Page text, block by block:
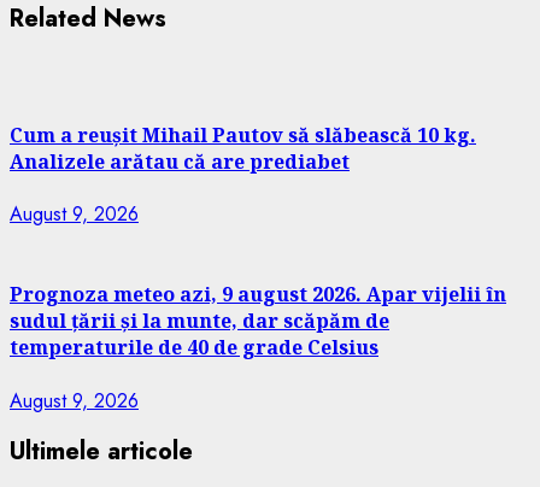
Related News
Cum a reușit Mihail Pautov să slăbească 10 kg.
Analizele arătau că are prediabet
August 9, 2026
Prognoza meteo azi, 9 august 2026. Apar vijelii în
sudul țării și la munte, dar scăpăm de
temperaturile de 40 de grade Celsius
August 9, 2026
Ultimele articole